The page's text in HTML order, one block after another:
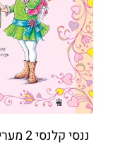
ננסי קלנסי 2 מעריץ סודי